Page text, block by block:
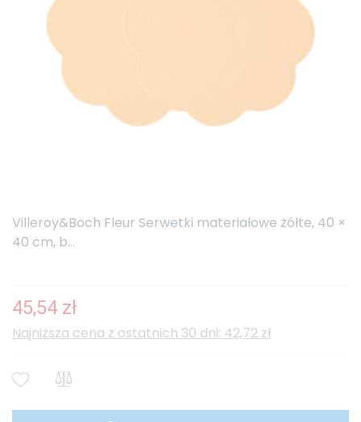
Villeroy&Boch Fleur Serwetki materiałowe żółte, 40 ×
40 cm, b...
45,54 zł
Najniższa cena z ostatnich 30 dni: 42,72 zł